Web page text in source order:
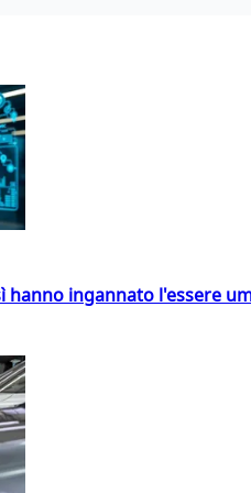
hanno ingannato l'essere